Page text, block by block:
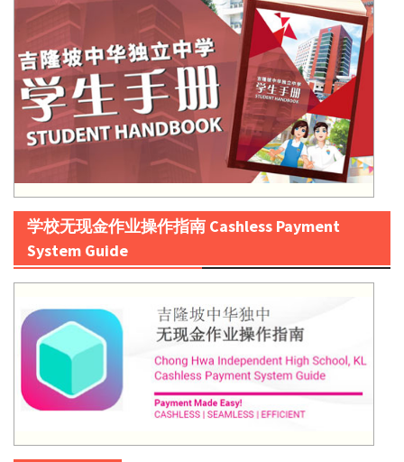
学校无现金作业操作指南 Cashless Payment
System Guide